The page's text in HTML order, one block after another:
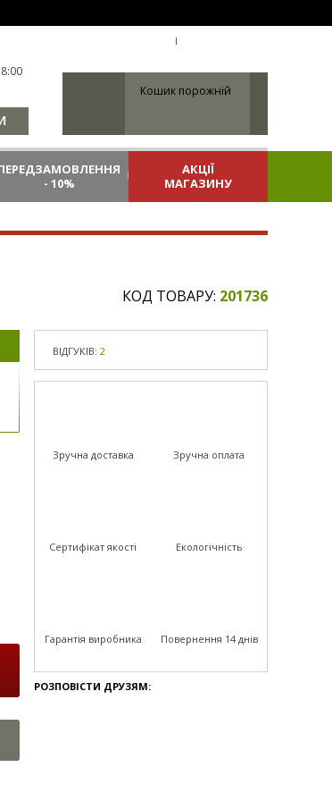
Кошик порожній
- 10%
АКЦІЇ
МАГАЗИНУ
КОД ТОВАРУ: 201736
ВІДГУКІВ:2
Зручна доставка Зручна оплата
Сертифікат якості Екологічність
Гарантія виробника Повернення 14 днів
РОЗПОВІСТИ ДРУЗЯМ: